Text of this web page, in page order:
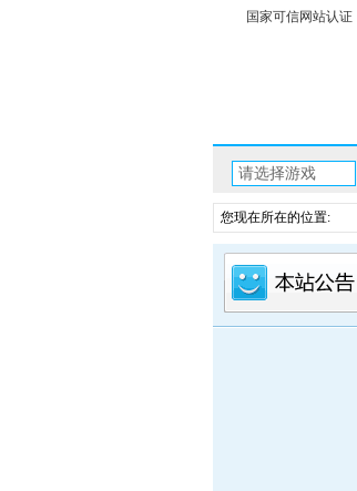
国家可信网站认证
请选择游戏
您现在所在的位置: